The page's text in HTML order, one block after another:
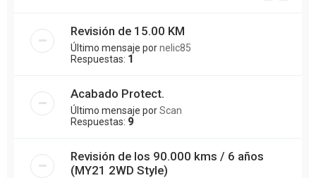
Revisión de 15.00 KM
Último mensaje pornelic85
Respuestas: 1
Acabado Protect.
Último mensaje porScan
Respuestas: 9
Revisión de los 90.000 kms / 6 años
(MY21 2WD Style)